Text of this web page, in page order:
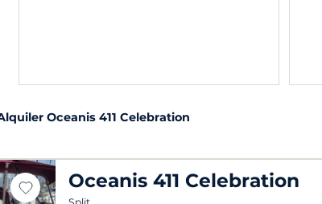
Oceanis 411 Celebration
Oceanis 411 Celebration